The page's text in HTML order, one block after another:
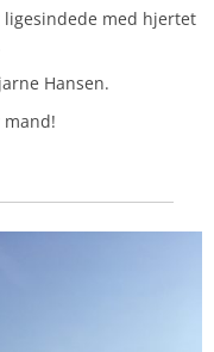
med hjertet
Hansen.